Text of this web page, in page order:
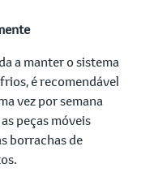
a manter o sistema
é recomendável
vez por semana
peças móveis
borrachas de